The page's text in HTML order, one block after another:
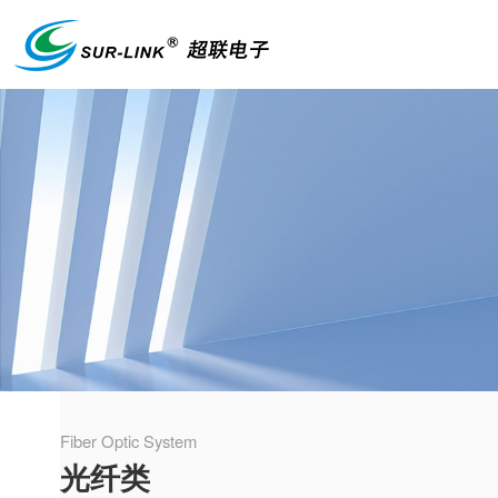
Fiber Optic System
光纤类